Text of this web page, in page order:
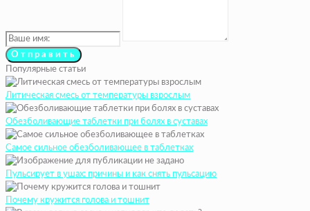
Популярные статьи
Литическая смесь от температуры взрослым
Обезболивающие таблетки при болях в суставах
Самое сильное обезболивающее в таблетках
Пульсирует в ушах: причины и как снять пульсацию
Почему кружится голова и тошнит